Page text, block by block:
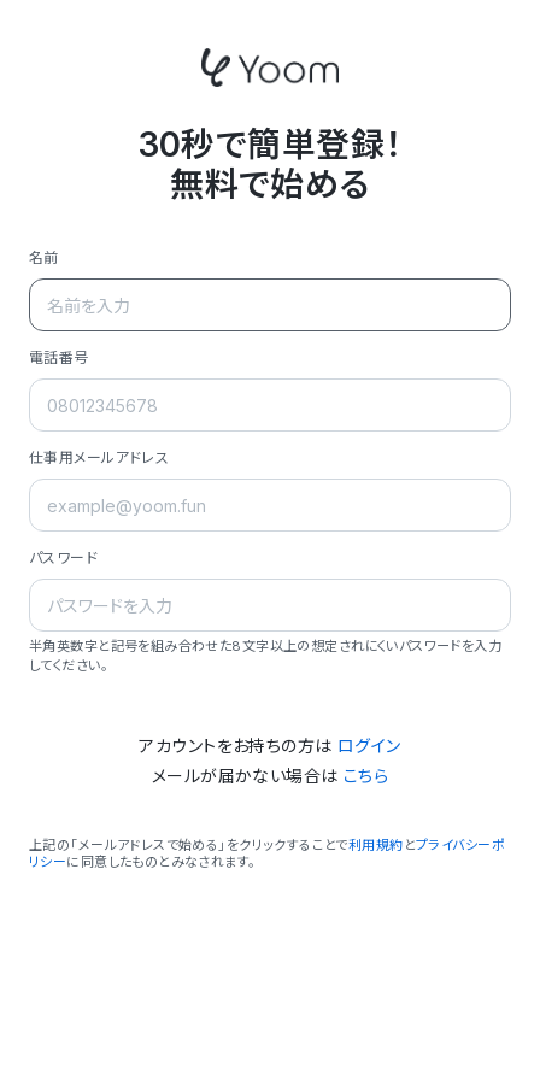
30秒で簡単登録！
無料で始める
名前
電話番号
仕事用メールアドレス
パスワード
半角英数字と記号を組み合わせた8文字以上の想定されにくいパスワードを入力
してください。
アカウントをお持ちの方は ログイン
メールが届かない場合は こちら
上記の「メールアドレスで始める」をクリックすることで利用規約 とプライバシーポ
リシーに同意したものとみなされます。